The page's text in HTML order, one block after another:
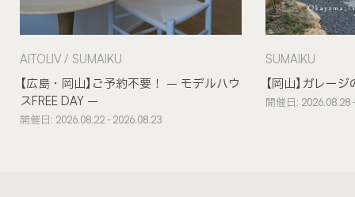
【広島・岡山】ご予約不要！ – モデルハウ
スFREE DAY –
AITOLIV SUMAIKU
開催日: 2026.08.22 - 2026.08.23
【岡山】ガレー
SUMAIKU
開催日: 2026.08.28